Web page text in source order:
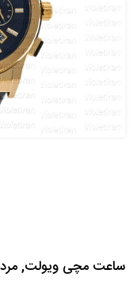
ساعت مچی ویولت,